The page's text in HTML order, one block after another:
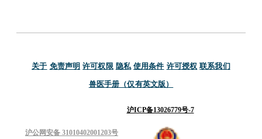
关于 免责声明 许可权限 隐私 使用条件 许可授权 联系我们
兽医手册（仅有英文版）
沪ICP备13026779号-7
沪公网安备 31010402001203号